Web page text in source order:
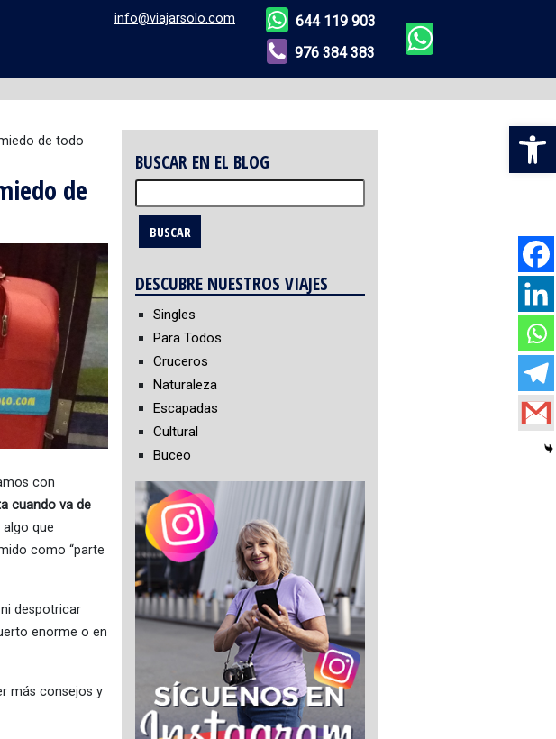
info@viajarsolo.com
644 119 903
976 384 383
de todo
de
con
cuando va de
que
como “parte
despotricar
enorme o en
más consejos y
BUSCAR EN EL BLOG
DESCUBRE NUESTROS VIAJES
Singles
Para Todos
Cruceros
Naturaleza
Escapadas
Cultural
Buceo